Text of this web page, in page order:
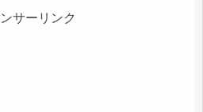
サーリンク